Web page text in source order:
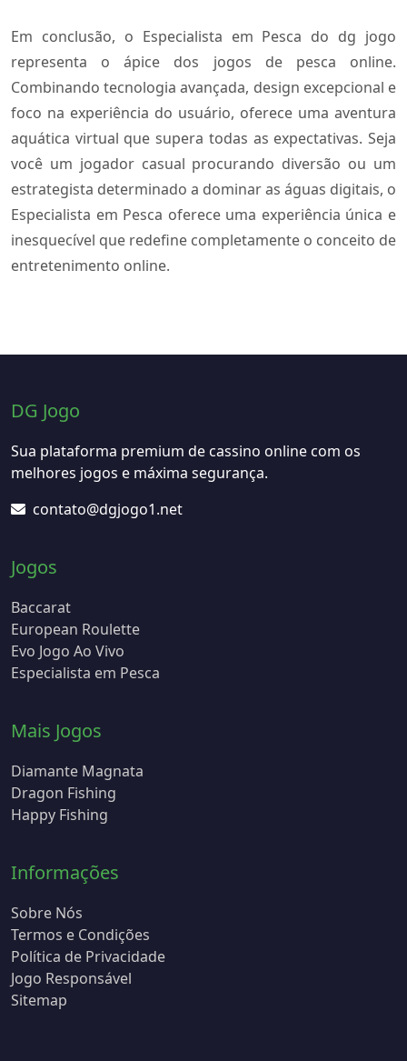
Em conclusão, o Especialista em Pesca do dg jogo
representa o ápice dos jogos de pesca online.
Combinando tecnologia avançada, design excepcional e
foco na experiência do usuário, oferece uma aventura
aquática virtual que supera todas as expectativas. Seja
você um jogador casual procurando diversão ou um
estrategista determinado a dominar as águas digitais, o
Especialista em Pesca oferece uma experiência única e
inesquecível que redefine completamente o conceito de
entretenimento online.
DG Jogo
Sua plataforma premium de cassino online com os
melhores jogos e máxima segurança.
contato@dgjogo1.net
Jogos
Baccarat
European Roulette
Evo Jogo Ao Vivo
Especialista em Pesca
Mais Jogos
Diamante Magnata
Dragon Fishing
Happy Fishing
Informações
Sobre Nós
Termos e Condições
Política de Privacidade
Jogo Responsável
Sitemap